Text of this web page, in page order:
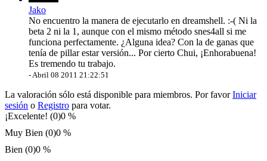
Jako
No encuentro la manera de ejecutarlo en dreamshell. :-( Ni la
beta 2 ni la 1, aunque con el mismo método snes4all si me
funciona perfectamente. ¿Alguna idea? Con la de ganas que
tenía de pillar estar versión... Por cierto Chui, ¡Enhorabuena!
Es tremendo tu trabajo.
- Abril 08 2011 21:22:51
La valoración sólo está disponible para miembros. Por favorIniciar
sesión o Registro para votar.
¡Excelente! (0)0 %
Muy Bien (0)0 %
Bien (0)0 %